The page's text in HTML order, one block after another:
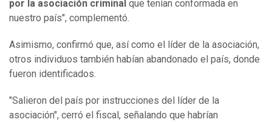
por la asociación criminal que tenían conformada en
nuestro país", complementó.
Asimismo, confirmó que, así como el líder de la asociación,
otros individuos también habían abandonado el país, donde
fueron identificados.
"Salieron del país por instrucciones del líder de la
asociación", cerró el fiscal, señalando que habrían